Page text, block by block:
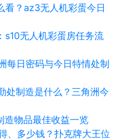
看？az3无人机彩蛋今日
s10无人机彩蛋房任务流
每日密码与今日特情处制
处制造是什么？三角洲今
物品最佳收益一览
、多少钱？扑克牌大王位